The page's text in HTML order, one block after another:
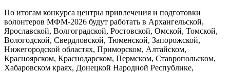
По итогам конкурса центры привлечения и подготовки
волонтеров МФМ-2026 будут работать в Архангельской,
Ярославской, Волгоградской, Ростовской, Омской, Томской,
Вологодской, Свердловской, Тюменской, Запорожской,
Нижегородской областях, Приморском, Алтайском,
Красноярском, Краснодарском, Пермском, Ставропольском,
Хабаровском краях, Донецкой Народной Республике,